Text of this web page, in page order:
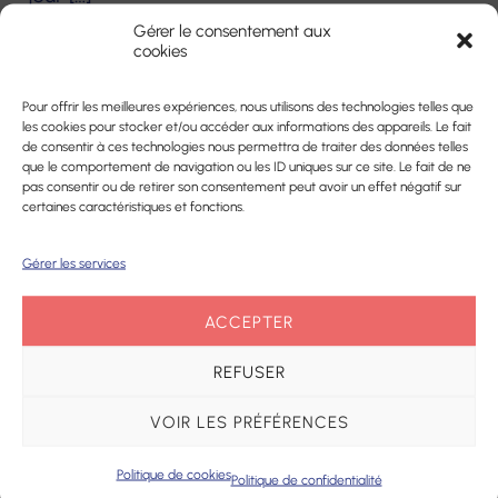
Gérer le consentement aux
cookies
Pour offrir les meilleures expériences, nous utilisons des technologies telles que
les cookies pour stocker et/ou accéder aux informations des appareils. Le fait
de consentir à ces technologies nous permettra de traiter des données telles
que le comportement de navigation ou les ID uniques sur ce site. Le fait de ne
pas consentir ou de retirer son consentement peut avoir un effet négatif sur
certaines caractéristiques et fonctions.
Gérer les services
ACCEPTER
REFUSER
VOIR LES PRÉFÉRENCES
Politique de cookiesPolitique de confidentialité
Audition Optique
LES JOURS SOLIDAIRES
que notre volonté est de favoriser l’accès à la
Centres optiques Écouter Voir
Centres d’audition Écouter Voir